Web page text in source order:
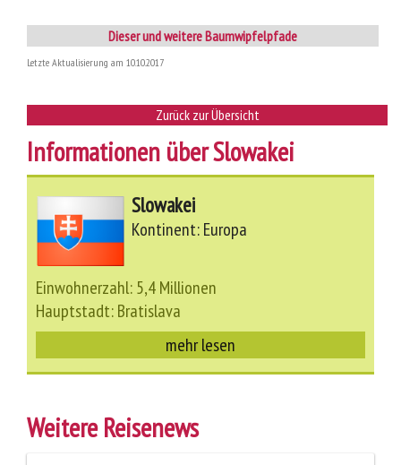
Dieser und weitere Baumwipfelpfade
Letzte Aktualisierung am 10.10.2017
Zurück zur Übersicht
Informationen über Slowakei
Slowakei
Kontinent: Europa
Einwohnerzahl: 5,4 Millionen
Hauptstadt: Bratislava
mehr lesen
Weitere Reisenews